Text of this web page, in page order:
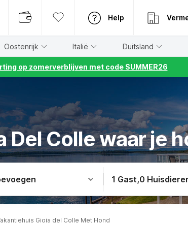
Help
Oostenrijk Italië Duitsland
op zomerverblijven met code SUMMER26
Del Colle waar je
1 Gast,0
Gioia del Colle Met Hond